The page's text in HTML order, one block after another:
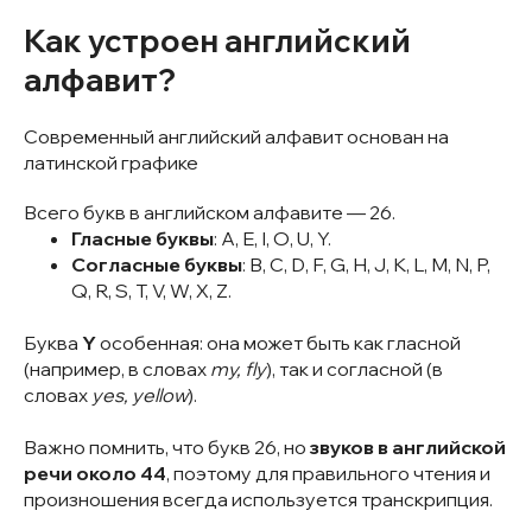
Как устроен английский
алфавит?
Современный английский алфавит основан на
латинской графике
Всего букв в английском алфавите — 26.
Гласные буквы: A, E, I, O, U, Y.
Согласные буквы: B, C, D, F, G, H, J, K, L, M, N, P,
Q, R, S, T, V, W, X, Z.
Буква Yособенная: она может быть как гласной
(например, в словах my, fly), так и согласной (в
словах yes, yellow).
Важно помнить, что букв 26, но звуков в английской
речи около 44, поэтому для правильного чтения и
произношения всегда используется транскрипция.